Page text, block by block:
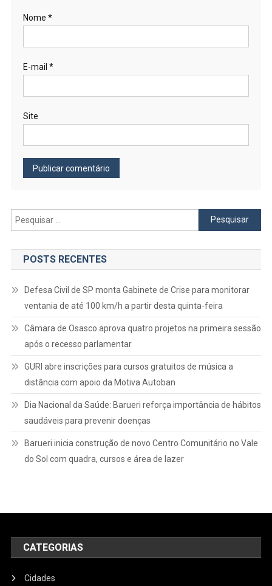
Nome *
E-mail *
Site
Pesquisar
por:
POSTS RECENTES
Defesa Civil de SP monta Gabinete de Crise para monitorar
ventania de até 100 km/h a partir desta quinta-feira
Câmara de Osasco aprova quatro projetos na primeira sessão
após o recesso parlamentar
GURI abre inscrições para cursos gratuitos de música a
distância com apoio da Motiva Autoban
Dia Nacional da Saúde: Barueri reforça importância de hábitos
saudáveis para prevenir doenças
Barueri inicia construção de novo Centro Comunitário no Vale
do Sol com quadra, cursos e área de lazer
CATEGORIAS
Cidades